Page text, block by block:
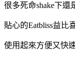
很多死命shake下還
貼心的Eatbliss益比
使用起來方便又快